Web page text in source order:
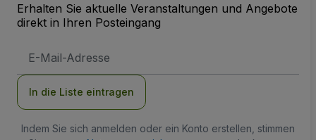
Erhalten Sie aktuelle Veranstaltungen und Angebote
direkt in Ihren Posteingang
Mail-
In die Liste eintragen
Indem Sie sich anmelden oder ein Konto erstellen, stimmen